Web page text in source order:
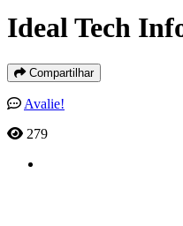
Ideal Tech
Compartilhar
Avalie!
279